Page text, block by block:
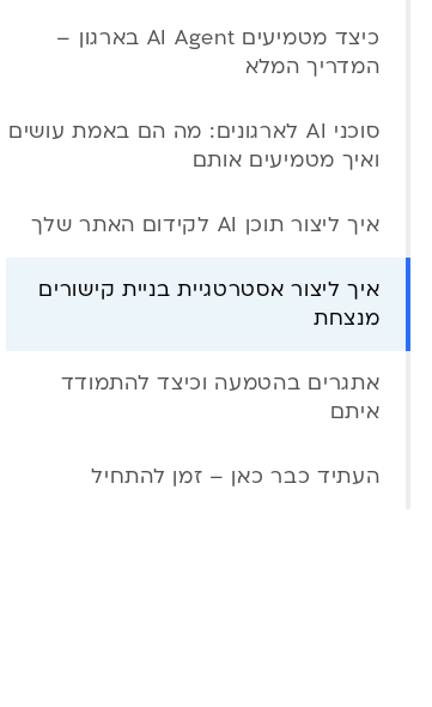
כיצד מטמיעים AI Agent בארגון –
המדריך המלא
סוכני AI לארגונים: מה הם באמת עושים
ואיך מטמיעים אותם
איך ליצור תוכן AI לקידום האתר שלך
איך ליצור אסטרטגיית בניית קישורים
מנצחת
אתגרים בהטמעה וכיצד להתמודד
איתם
העתיד כבר כאן – זמן להתחיל